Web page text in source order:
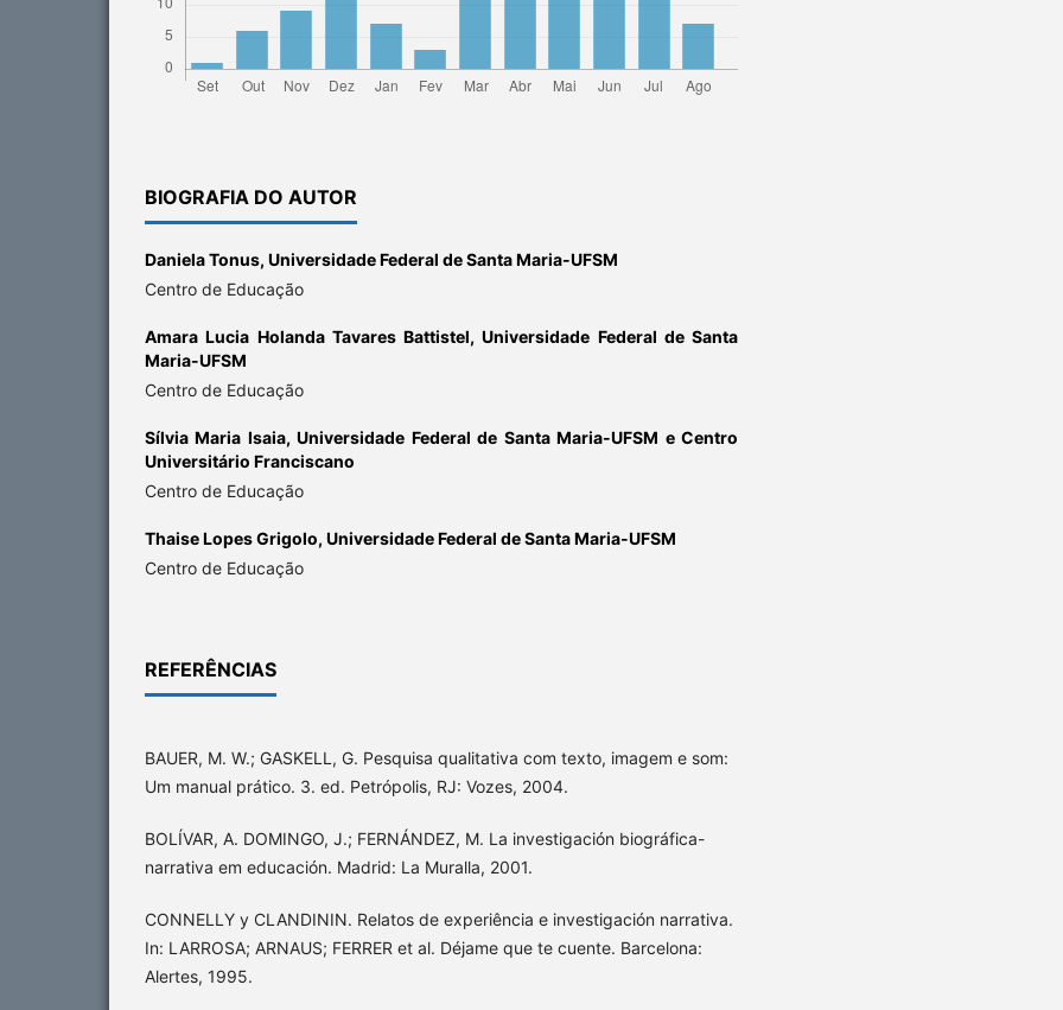
BIOGRAFIA DO AUTOR
Daniela Tonus, Universidade Federal de Santa Maria-UFSM
Centro de Educação
Amara Lucia Holanda Tavares Battistel,Universidade Federal de Santa
Maria-UFSM
Centro de Educação
Sílvia Maria Isaia,Universidade Federal de Santa Maria-UFSM e Centro
Universitário Franciscano
Centro de Educação
Thaise Lopes Grigolo, Universidade Federal de Santa Maria-UFSM
Centro de Educação
REFERÊNCIAS
BAUER, M. W.; GASKELL, G. Pesquisa qualitativa com texto, imagem e som:
Um manual prático. 3. ed. Petrópolis, RJ: Vozes, 2004.
BOLÍVAR, A. DOMINGO, J.; FERNÁNDEZ, M. La investigación biográfica-
narrativa em educación. Madrid: La Muralla, 2001.
CONNELLY y CLANDININ. Relatos de experiência e investigación narrativa.
In: LARROSA; ARNAUS; FERRER et al. Déjame que te cuente. Barcelona:
Alertes, 1995.